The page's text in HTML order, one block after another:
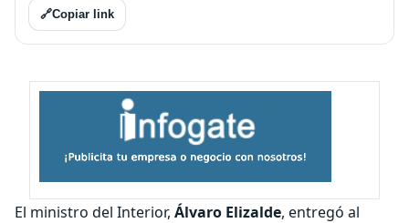
🔗Copiar link
El ministro del Interior, Álvaro Elizalde, entregó al